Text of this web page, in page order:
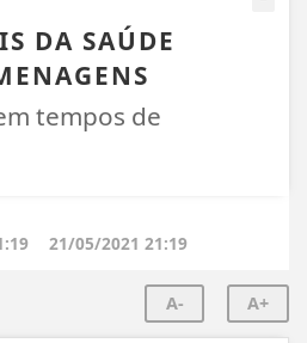
DA SAÚDE
tempos de
21/05/2021 21:19
A- A+